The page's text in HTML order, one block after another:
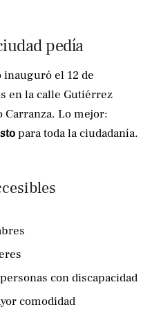
pedía
el 12 de
en la calle Gutiérrez
Carranza. Lo mejor:
para toda la ciudadanía.
con discapacidad
comodidad